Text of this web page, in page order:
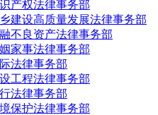
产权法律事务部
建设高质量发展法律事务部
不良资产法律事务部
家事法律事务部
法律事务部
工程法律事务部
法律事务部
保护法律事务部